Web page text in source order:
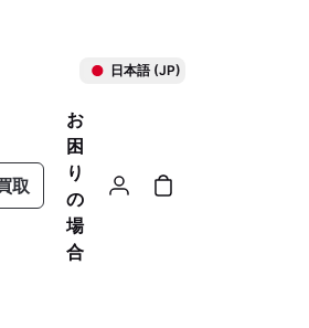
日本語 (JP)
取
お
困
り
の
場
合